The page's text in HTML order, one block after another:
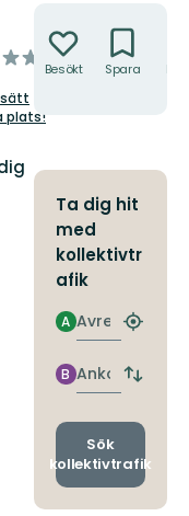
plats!
Besökt Spara
Ta dig hit
med
kollektivtr
afik
Avresa
A
Hitta
Ankomst
B
Byt
och
Sök
kollektivtrafik